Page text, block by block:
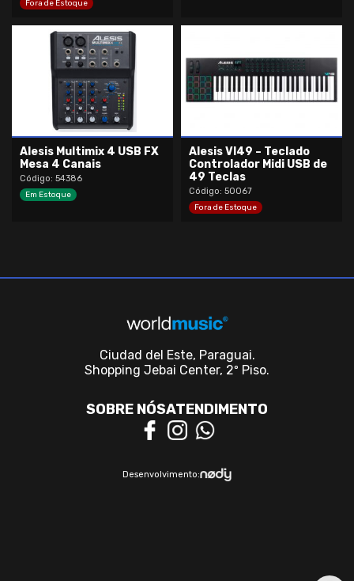
Fora de Estoque
Alesis Multimix 4 USB FX
Mesa 4 Canais
Código: 54386
Em Estoque
Alesis VI49 – Teclado
Controlador Midi USB de
49 Teclas
Código: 50067
Fora de Estoque
Ciudad del Este, Paraguai.
Shopping Jebai Center, 2º Piso.
SOBRE NÓSATENDIMENTO
Desenvolvimento: